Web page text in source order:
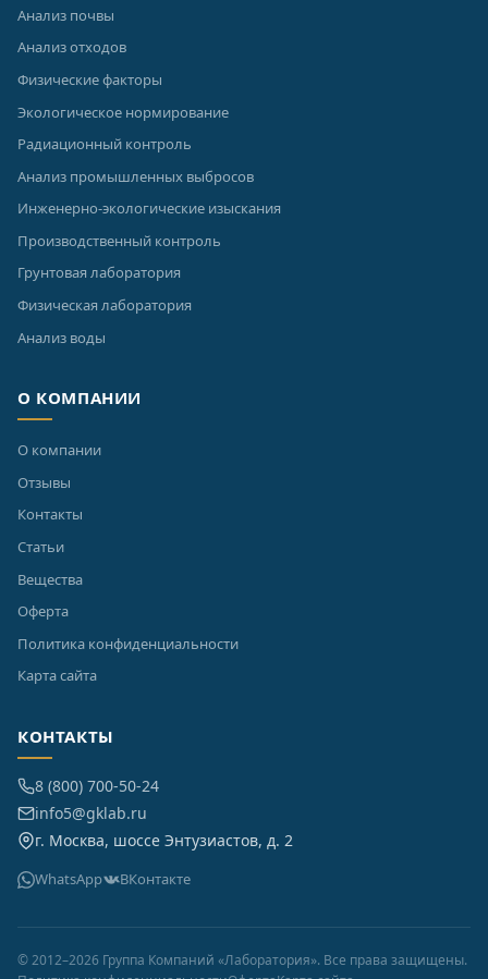
Анализ почвы
Анализ отходов
Физические факторы
Экологическое нормирование
Радиационный контроль
Анализ промышленных выбросов
Инженерно-экологические изыскания
Производственный контроль
Грунтовая лаборатория
Физическая лаборатория
Анализ воды
О КОМПАНИИ
О компании
Отзывы
Контакты
Статьи
Вещества
Оферта
Политика конфиденциальности
Карта сайта
КОНТАКТЫ
8 (800) 700-50-24
info5@gklab.ru
г. Москва, шоссе Энтузиастов, д. 2
WhatsApp ВКонтакте
© 2012–2026 Группа Компаний «Лаборатория». Все права защищены.